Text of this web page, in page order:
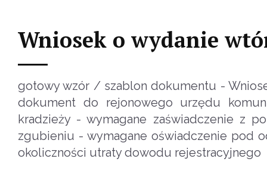
Wniosek o wydanie
gotowy wzór / szablon dokumentu -
dokument do rejonowego urzędu
kradzieży - wymagane zaświadczenie z
zgubieniu - wymagane oświadczenie pod
okoliczności utraty dowodu rejestracyjnego